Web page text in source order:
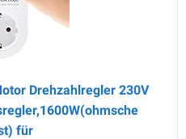
Drehzahlregler 230V
für